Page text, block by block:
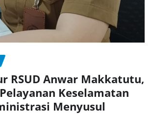
RSUD Anwar Makkatutu,
Keselamatan
Menyusul